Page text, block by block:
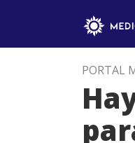
PORTAL